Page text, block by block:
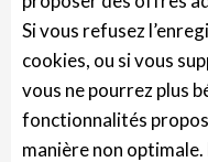
Si vous refusez
cookies, ou si vous
vous ne pourrez plus
fonctionnalités
manière non